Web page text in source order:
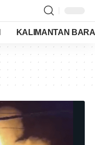
KALIMANTAN